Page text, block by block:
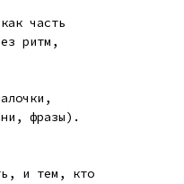
часть
ритм,
фразы).
и тем, кто